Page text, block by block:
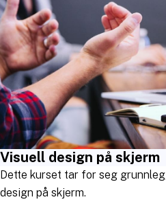
Visuell design på skjerm
Dette kurset tar for seg
design på skjerm.